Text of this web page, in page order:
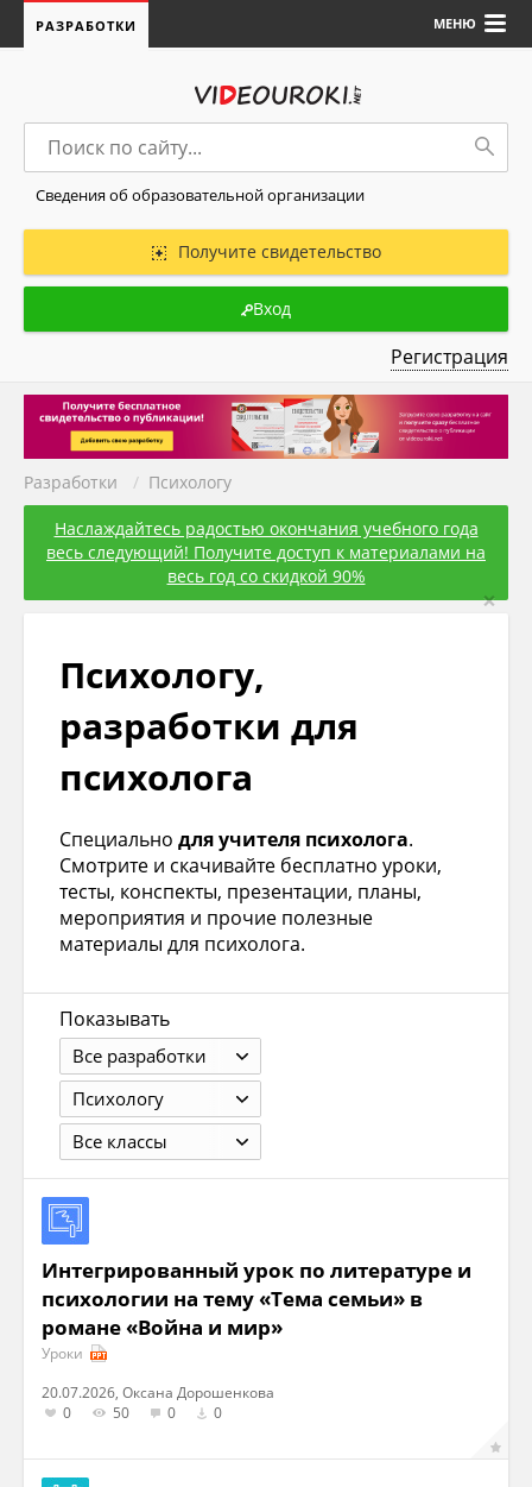
МЕНЮ
РАЗРАБОТКИ
Сведения об образовательной организации
Получите свидетельство
Вход
Регистрация
Разработки / Психологу
Наслаждайтесь радостью окончания учебного года
весь следующий! Получите доступ к материалами на
весь год со скидкой 90%
×
Психологу,
разработки для
психолога
Специально для учителя психолога.
Смотрите и скачивайте бесплатно уроки,
тесты, конспекты, презентации, планы,
мероприятия и прочие полезные
материалы для психолога.
Показывать
Все разработки
Психологу
Все классы
Интегрированный урок по литературе и
психологии на тему «Тема семьи» в
романе «Война и мир»
Уроки
20.07.2026, Оксана Дорошенкова
0
50 0 0